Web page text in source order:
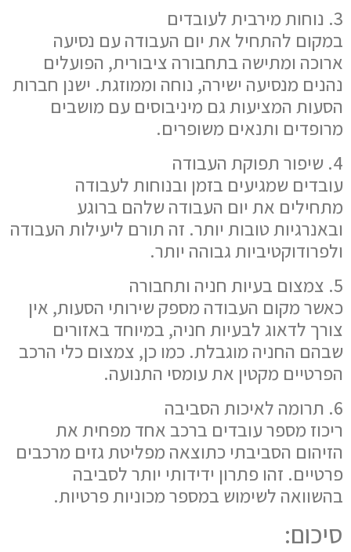
3. נוחות מירבית לעובדים
במקום להתחיל את יום העבודה עם נסיעה
ארוכה ומתישה בתחבורה ציבורית, הפועלים
נהנים מנסיעה ישירה, נוחה וממוזגת. ישנן חברות
הסעות המציעות גם מיניבוסים עם מושבים
מרופדים ותנאים משופרים.
4. שיפור תפוקת העבודה
עובדים שמגיעים בזמן ובנוחות לעבודה
מתחילים את יום העבודה שלהם ברוגע
ובאנרגיות טובות יותר. זה תורם ליעילות העבודה
ולפרודוקטיביות גבוהה יותר.
5. צמצום בעיות חניה ותחבורה
כאשר מקום העבודה מספק שירותי הסעות, אין
צורך לדאוג לבעיות חניה, במיוחד באזורים
שבהם החניה מוגבלת. כמו כן, צמצום כלי הרכב
הפרטיים מקטין את עומסי התנועה.
6. תרומה לאיכות הסביבה
ריכוז מספר עובדים ברכב אחד מפחית את
הזיהום הסביבתי כתוצאה מפליטת גזים מרכבים
פרטיים. זהו פתרון ידידותי יותר לסביבה
בהשוואה לשימוש במספר מכוניות פרטיות.
סיכום: